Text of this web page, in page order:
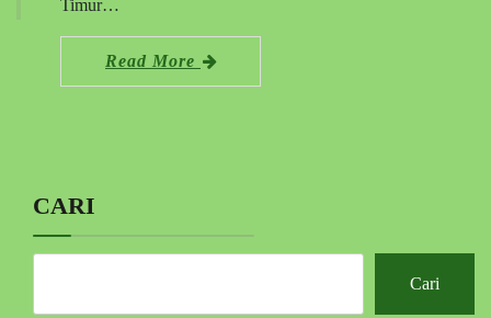
Timur…
Read More
CARI
Cari